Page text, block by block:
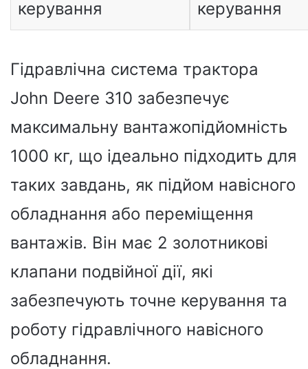
керування
керування
Гідравлічна система трактора
John Deere 310 забезпечує
максимальну вантажопідйомність
1000 кг, що ідеально підходить для
таких завдань, як підйом навісного
обладнання або переміщення
вантажів. Він має 2 золотникові
клапани подвійної дії, які
забезпечують точне керування та
роботу гідравлічного навісного
обладнання.